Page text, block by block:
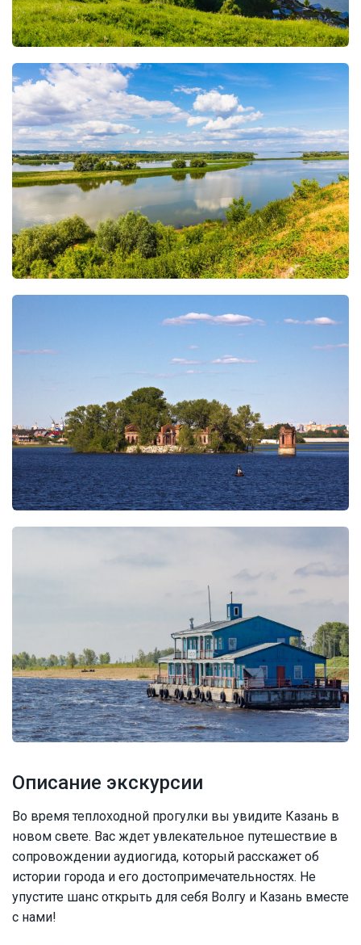
Описание экскурсии
Во время теплоходной прогулки вы увидите Казань в
новом свете. Вас ждет увлекательное путешествие в
сопровождении аудиогида, который расскажет об
истории города и его достопримечательностях. Не
упустите шанс открыть для себя Волгу и Казань вместе
с нами!